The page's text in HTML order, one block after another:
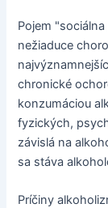
Pojem
nežiaduce
chronické
konzumáciou
fyzických,
závislá na
sa stáva
Príčiny